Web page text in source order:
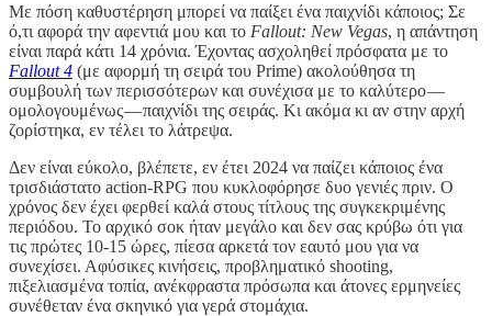
Με πόση καθυστέρηση μπορεί να παίξει ένα παιχνίδι κάποιος; Σε
ό,τι αφορά την αφεντιά μου και το Fallout: New Vegas, η απάντηση
είναι παρά κάτι 14 χρόνια. Έχοντας ασχοληθεί πρόσφατα με το
Fallout 4 (με αφορμή τη σειρά του Prime) ακολούθησα τη
συμβουλή των περισσότερων και συνέχισα με το καλύτερο —
ομολογουμένως — παιχνίδι της σειράς. Κι ακόμα κι αν στην αρχή
ζορίστηκα, εν τέλει το λάτρεψα.
Δεν είναι εύκολο, βλέπετε, εν έτει 2024 να παίζει κάποιος ένα
τρισδιάστατο action-RPG που κυκλοφόρησε δυο γενιές πριν. Ο
χρόνος δεν έχει φερθεί καλά στους τίτλους της συγκεκριμένης
περιόδου. Το αρχικό σοκ ήταν μεγάλο και δεν σας κρύβω ότι για
τις πρώτες 10-15 ώρες, πίεσα αρκετά τον εαυτό μου για να
συνεχίσει. Αφύσικες κινήσεις, προβληματικό shooting,
πιξελιασμένα τοπία, ανέκφραστα πρόσωπα και άτονες ερμηνείες
συνέθεταν ένα σκηνικό για γερά στομάχια.